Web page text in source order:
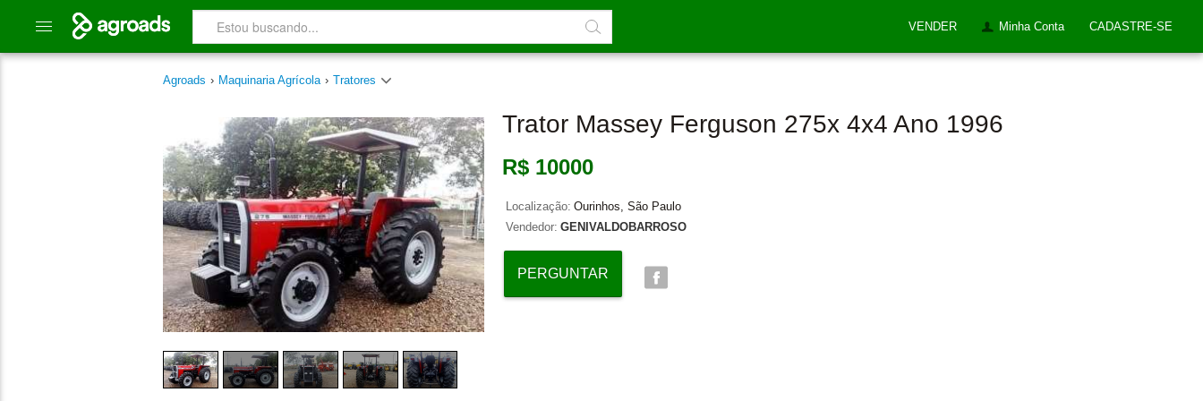
VENDER Minha Conta CADASTRE-SE
Agroads › Maquinaria Agrícola › Tratores
Trator Massey Ferguson 275x 4x4 Ano 1996
R$ 10000
Localização: Ourinhos, São Paulo
Vendedor: GENIVALDOBARROSO
PERGUNTAR